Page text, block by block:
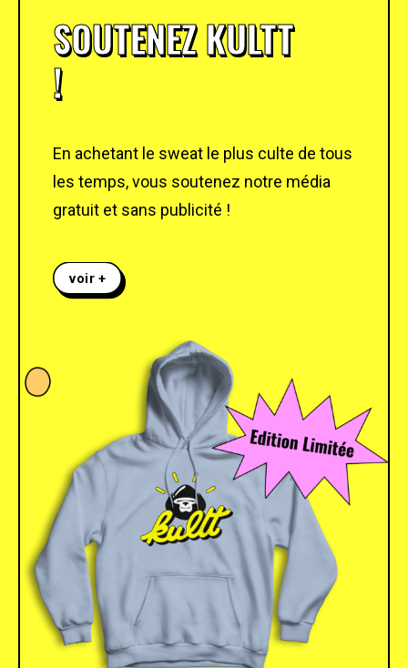
SOUTENEZ KULTT
!
En achetant le sweat le plus culte de tous
les temps, vous soutenez notre média
gratuit et sans publicité !
voir +